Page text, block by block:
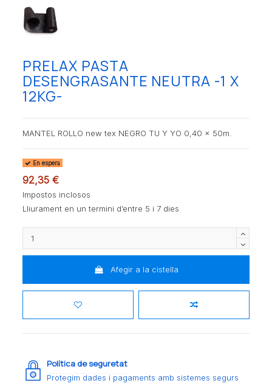
PRELAX PASTA
DESENGRASANTE NEUTRA -1 X
12KG-
MANTEL ROLLO new tex NEGRO TU Y YO 0,40 x 50m.
En espera
92,35 €
Impostos inclosos
Lliurament en un termini d’entre 5 i 7 dies
Afegir a la cistella
Política de seguretat
Protegim dades i pagaments amb sistemes segurs